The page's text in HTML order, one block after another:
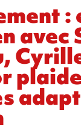
:
avec